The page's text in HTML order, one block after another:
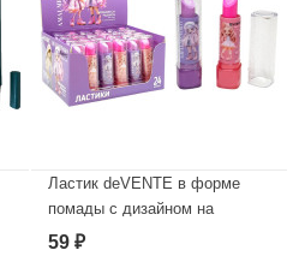
Ластик deVENTE в форме
помады с дизайном на
корпусе арт.8030619
59 ₽